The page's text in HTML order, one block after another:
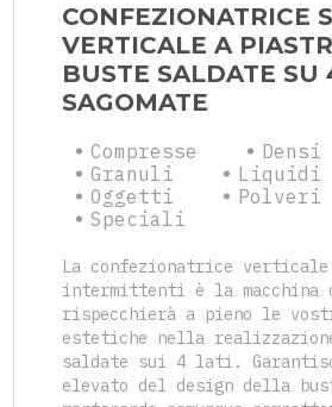
CONFEZIONATRICE
VERTICALE A
BUSTE SALDATE SU
SAGOMATE
Compresse
Densi
Granuli
Liquidi
Oggetti
Polveri
Speciali
La confezionatrice verticale
intermittenti è la macchina
rispecchierà a pieno le
estetiche nella
saldate sui 4 lati.
elevato del design della